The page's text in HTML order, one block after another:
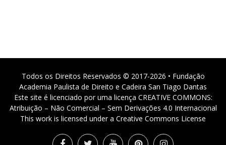
Todos os Direitos Reservados © 2017-2026 • Fundação
Academia Paulista de Direito e Cadeira San Tiago Dantas
Este site é licenciado por uma licença CREATIVE COMMONS:
Atribuição – Não Comercial – Sem Derivações 4.0 Internacional
This work is licensed under a Creative Commons License